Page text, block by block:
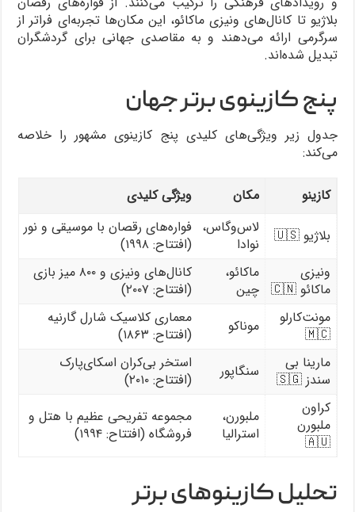
بلاژیو تا کانال‌های ونیزی ماکائو، این مکان‌ها تجربه‌ای فراتر از
سرگرمی ارائه می‌دهند و به مقاصدی جهانی برای گردشگران
تبدیل شده‌اند.
پنج کازینوی برتر جهان
جدول زیر ویژگی‌های کلیدی پنج کازینوی مشهور را خلاصه
می‌کند:
کازینو مکان ویژگی کلیدی
بلاژیو 🇺🇸
لاس‌وگاس،
نوادا
فواره‌های رقصان با موسیقی و نور
(افتتاح: ۱۹۹۸)
ونیزی
ماکائو 🇨🇳
ماکائو،
چین
کانال‌های ونیزی و ۸۰۰ میز بازی
(افتتاح: ۲۰۰۷)
مونت‌کارلو
🇲🇨
موناکو
معماری کلاسیک شارل گارنیه
(افتتاح: ۱۸۶۳)
مارینا بی
سندز 🇸🇬
سنگاپور
استخر بی‌کران اسکای‌پارک
(افتتاح: ۲۰۱۰)
کراون
ملبورن
🇦🇺
ملبورن،
استرالیا
مجموعه تفریحی عظیم با هتل و
فروشگاه (افتتاح: ۱۹۹۴)
تحلیل کازینوهای برتر